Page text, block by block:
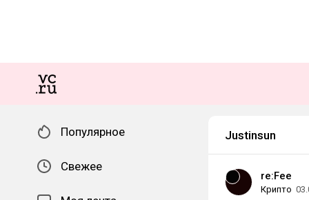
Популярное
Свежее
Justinsun
re:Fee
Крипто